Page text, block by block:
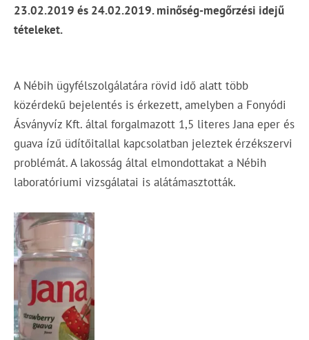
23.02.2019 és 24.02.2019. minőség-megőrzési idejű
tételeket.
A Nébih ügyfélszolgálatára rövid idő alatt több
közérdekű bejelentés is érkezett, amelyben a Fonyódi
Ásványvíz Kft. által forgalmazott 1,5 literes Jana eper és
guava ízű üdítőitallal kapcsolatban jeleztek érzékszervi
problémát. A lakosság által elmondottakat a Nébih
laboratóriumi vizsgálatai is alátámasztották.